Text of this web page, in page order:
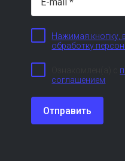
Нажимая кнопку,
обработку
соглашением
Отправить